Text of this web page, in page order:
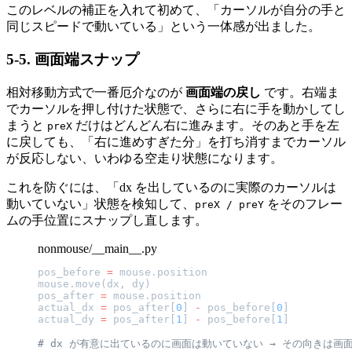
このレベルの補正を入れて初めて、「カーソルが自分の手と
同じスピードで動いている」という一体感が出ました。
5-5. 画面端スナップ
相対移動方式で一番厄介なのが 画面端の戻し です。右端ま
でカーソルを押し付けた状態で、さらに右に手を動かしてし
まうと preX だけはどんどん右に進みます。そのあと手を左
に戻しても、「右に進めすぎた分」を打ち消すまでカーソル
が反応しない、いわゆる空走り状態になります。
これを防ぐには、「dx を出しているのに実際のカーソルは
動いていない」状態を検知して、
preX / preY をそのフレー
ムの手位置にスナップし直します。
nonmouse/__main__.py
pos_before = mouse.position
mouse.move(dx, dy)
pos_after = mouse.position
actual_dx = pos_after[ 0 - pos_before[ 0
actual_dy = pos_after[ 1 - pos_before[ 1
# dx が有意に出ているのに画面は動いていない → その向きは画